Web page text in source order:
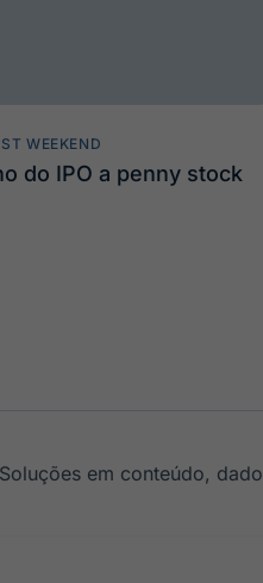
WEEKEND
do IPO a penny stock
Soluções em conteúdo,